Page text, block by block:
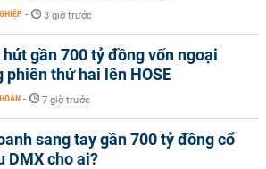
- 3 giờ trước
hút gần 700 tỷ đồng vốn ngoại
phiên thứ hai lên HOSE
- 7 giờ trước
sang tay gần 700 tỷ đồng cổ
DMX cho ai?